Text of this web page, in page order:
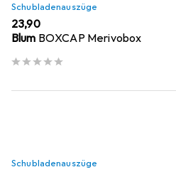
Schubladenauszüge
EUR
23,90
Blum BOXCAP Merivobox
Schubladenauszüge